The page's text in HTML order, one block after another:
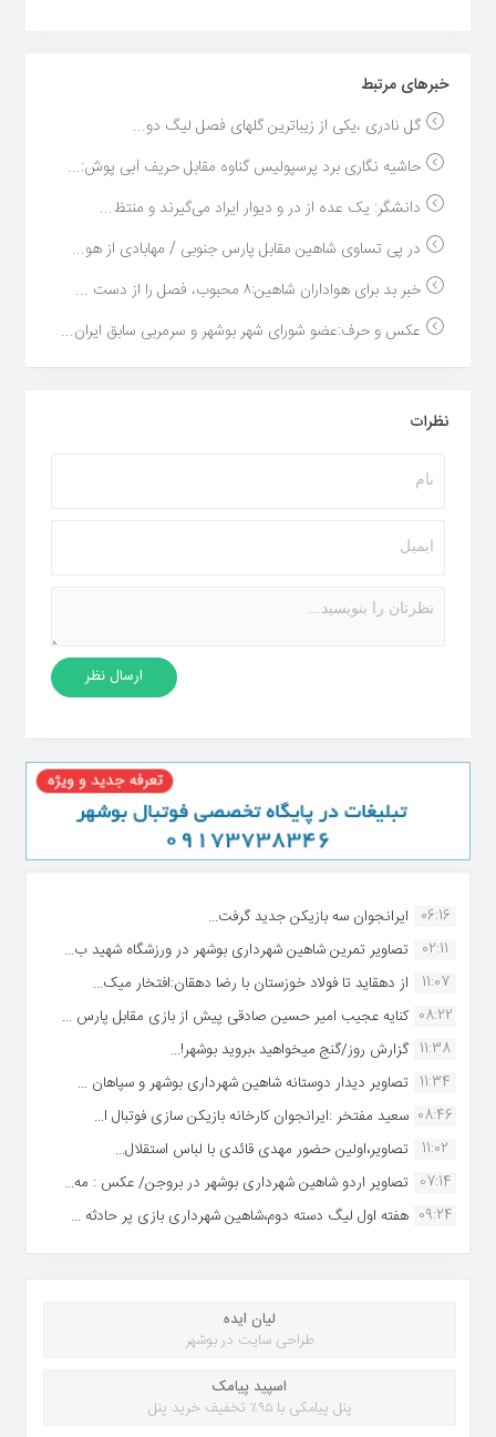
خبر‌های مرتبط
گل نادری ،یکی از زیباترین گلهای فصل لیگ دو...
حاشیه نگاری برد پرسپولیس گناوه مقابل حریف آبی پوش:...
دانشگر: یک عده از در و دیوار ایراد می‌گیرند و منتظ...
در پی تساوی شاهین مقابل پارس جنوبی / مهابادی از هو...
خبر بد برای هواداران شاهین:۸ محبوب، فصل را از دست ...
عکس و حرف:عضو شورای شهر بوشهر و سرمربی سابق ایران...
نظرات
06:16 ایرانجوان سه بازیکن جدید گرفت...
02:11
تصاویر تمرین شاهین شهردارى بوشهر در ورزشگاه شهید ب...
11:07
از دهقاید تا فولاد خوزستان با رضا دهقان:افتخار میک...
08:22 کنایه عجیب امیر حسین صادقی پیش از بازی مقابل پارس ...
11:38 گزارش روز/گنج میخواهید ،بروید بوشهر!...
11:34 تصاویر دیدار دوستانه شاهین شهردارى بوشهر و سپاهان ...
08:46 سعید مفتخر :ایرانجوان کارخانه بازیکن سازی فوتبال ا...
11:02
تصاویر،اولین حضور مهدی قائدی با لباس استقلال...
07:14 تصاویر اردو شاهین شهرداری بوشهر در بروجن/ عکس : مه...
09:24 هفته اول لیگ دسته دوم،شاهین شهرداری بازی پر حادثه ...
لیان ایده
طراحی سایت در بوشهر
اسپید پیامک
پنل پیامکی با ۹۵٪ تخفیف خرید پنل